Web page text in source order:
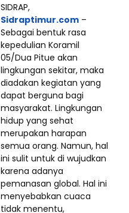
SIDRAP,
Sidraptimur.com –
Sebagai bentuk rasa
kepedulian Koramil
05/Dua Pitue akan
lingkungan sekitar, maka
diadakan kegiatan yang
dapat berguna bagi
masyarakat. Lingkungan
hidup yang sehat
merupakan harapan
semua orang. Namun, hal
ini sulit untuk di wujudkan
karena adanya
pemanasan global. Hal ini
menyebabkan cuaca
tidak menentu,